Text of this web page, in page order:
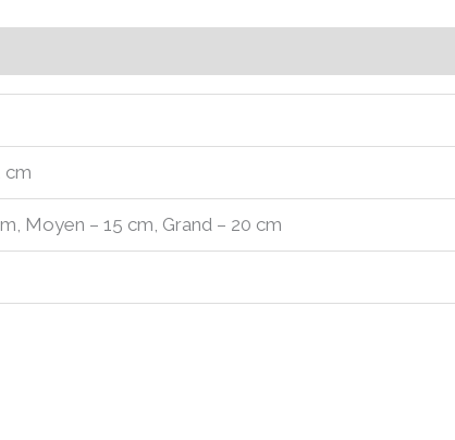
cm
Moyen – 15 cm, Grand – 20 cm